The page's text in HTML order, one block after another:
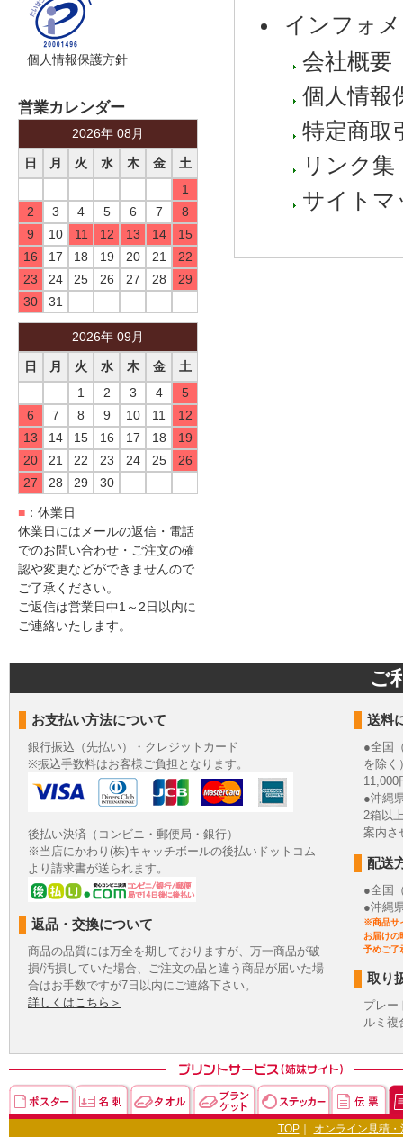
インフォ
会社概要
個人情報
特定商取
リンク集
サイトマ
個人情報保護方針
営業カレンダー
2026年 08月
日 月 火 水 木 金
土
1
2
3 4 5 6 7
8
9
10 11 12 13 14
15
16
17 18 19 20 21
22
23
24 25 26 27 28
29
30
31
2026年 09月
日 月 火 水 木 金
土
1
2 3 4
5
6
7 8 9 10 11
12
13
14 15 16 17 18
19
20
21 22 23 24 25
26
27
28 29 30
■ ：休業日
休業日にはメールの返信・電話
でのお問い合わせ・ご注文の確
認や変更などができませんので
ご了承ください。
ご返信は営業日中1～2日以内に
ご連絡いたします。
ご
お支払い方法について
銀行振込（先払い）・クレジットカード
※振込手数料はお客様ご負担となります。
後払い決済（コンビニ・郵便局・銀行）
※当店にかわり(株)キャッチボールの後払いドットコム
より請求書が送られます。
返品・交換について
商品の品質には万全を期しておりますが、万一商品が破
損/汚損していた場合、ご注文の品と違う商品が届いた場
合はお手数ですが7日以内にご連絡下さい。
詳しくはこちら＞
送料
●全国
を除く
11,000
●沖縄
2箱以
案内さ
配送
●全国
●沖縄
※商品サ
お届けの
予めご了
取り
プレー
ルミ複
TOP｜
オンライン見積・